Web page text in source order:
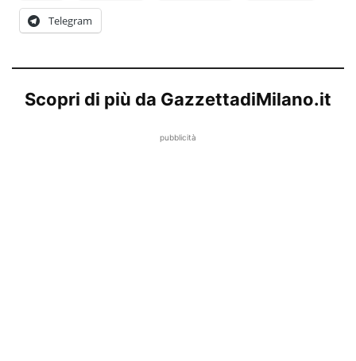
Telegram
Scopri di più da GazzettadiMilano.it
pubblicità